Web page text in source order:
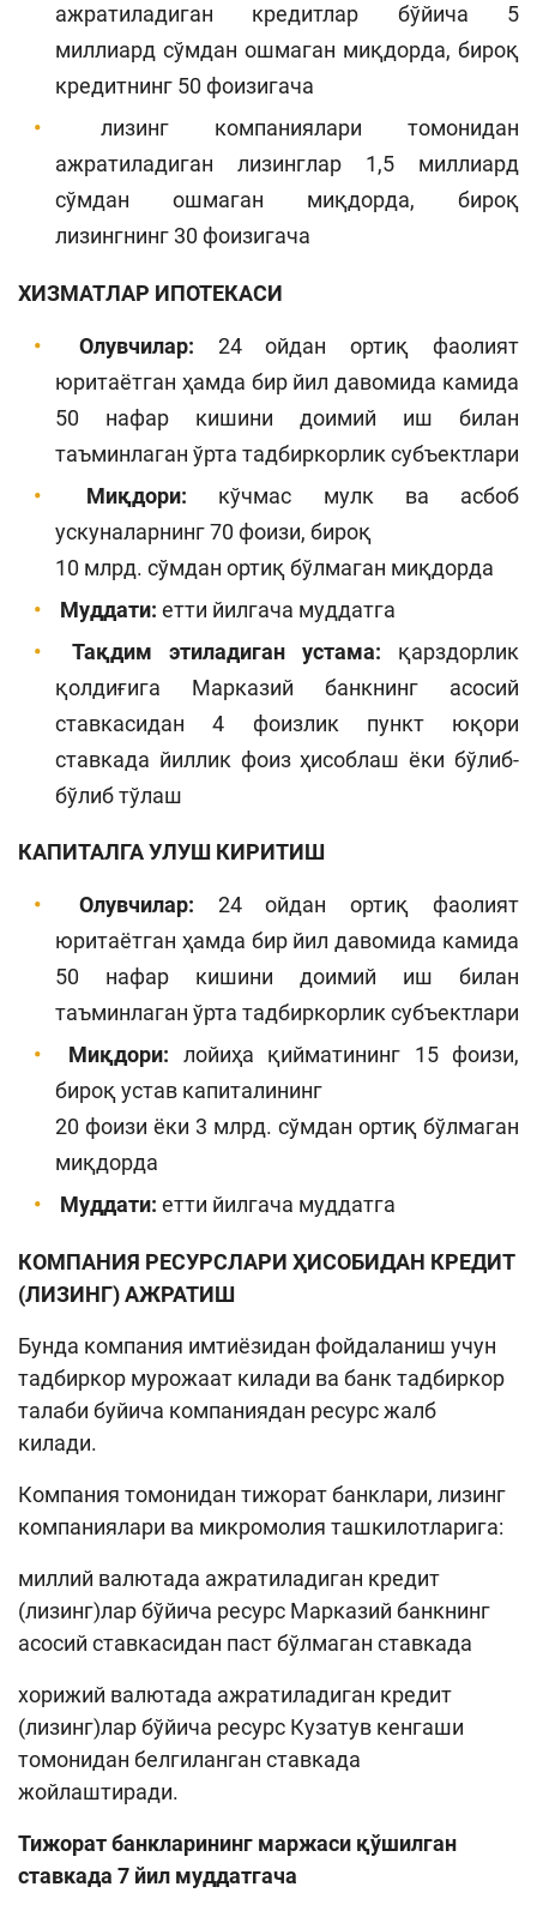
ажратиладиган кредитлар бўйича 5
миллиард сўмдан ошмаган миқдорда, бироқ
кредитнинг 50 фоизигача
лизинг компаниялари томонидан
ажратиладиган лизинглар 1,5 миллиард
сўмдан ошмаган миқдорда, бироқ
лизингнинг 30 фоизигача
ХИЗМАТЛАР ИПОТЕКАСИ
Олувчилар: 24 ойдан ортиқ фаолият
юритаётган ҳамда бир йил давомида камида
50 нафар кишини доимий иш билан
таъминлаган ўрта тадбиркорлик субъектлари
Миқдори: кўчмас мулк ва асбоб
ускуналарнинг 70 фоизи, бироқ
10 млрд. сўмдан ортиқ бўлмаган миқдорда
Муддати: етти йилгача муддатга
Тақдим этиладиган устама: қарздорлик
қолдиғига Марказий банкнинг асосий
ставкасидан 4 фоизлик пункт юқори
ставкада йиллик фоиз ҳисоблаш ёки бўлиб-
бўлиб тўлаш
КАПИТАЛГА УЛУШ КИРИТИШ
Олувчилар: 24 ойдан ортиқ фаолият
юритаётган ҳамда бир йил давомида камида
50 нафар кишини доимий иш билан
таъминлаган ўрта тадбиркорлик субъектлари
Миқдори: лойиҳа қийматининг 15 фоизи,
бироқ устав капиталининг
20 фоизи ёки 3 млрд. сўмдан ортиқ бўлмаган
миқдорда
Муддати: етти йилгача муддатга
КОМПАНИЯ РЕСУРСЛАРИ ҲИСОБИДАН КРЕДИТ
(ЛИЗИНГ) АЖРАТИШ
Бунда компания имтиёзидан фойдаланиш учун
тадбиркор мурожаат килади ва банк тадбиркор
талаби буйича компаниядан ресурс жалб
килади.
Компания томонидан тижорат банклари, лизинг
компаниялари ва микромолия ташкилотларига:
миллий валютада ажратиладиган кредит
(лизинг)лар бўйича ресурс Марказий банкнинг
асосий ставкасидан паст бўлмаган ставкада
хорижий валютада ажратиладиган кредит
(лизинг)лар бўйича ресурс Кузатув кенгаши
томонидан белгиланган ставкада
жойлаштиради.
Тижорат банкларининг маржаси қўшилган
ставкада 7 йил муддатгача